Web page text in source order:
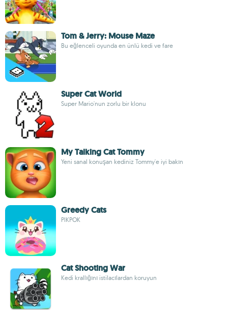
Tom & Jerry: Mouse Maze
Bu eğlenceli oyunda en ünlü kedi ve fare
Super Cat World
Super Mario'nun zorlu bir klonu
My Talking Cat Tommy
Yeni sanal konuşan kediniz Tommy'e iyi bakın
Greedy Cats
PIKPOK
Cat Shooting War
Kedi krallığını istilacılardan koruyun